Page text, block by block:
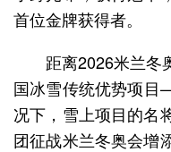
首位金牌获得者。
距离2026米兰冬
国冰雪传统优势项
况下，雪上项目的名
团征战米兰冬奥会增